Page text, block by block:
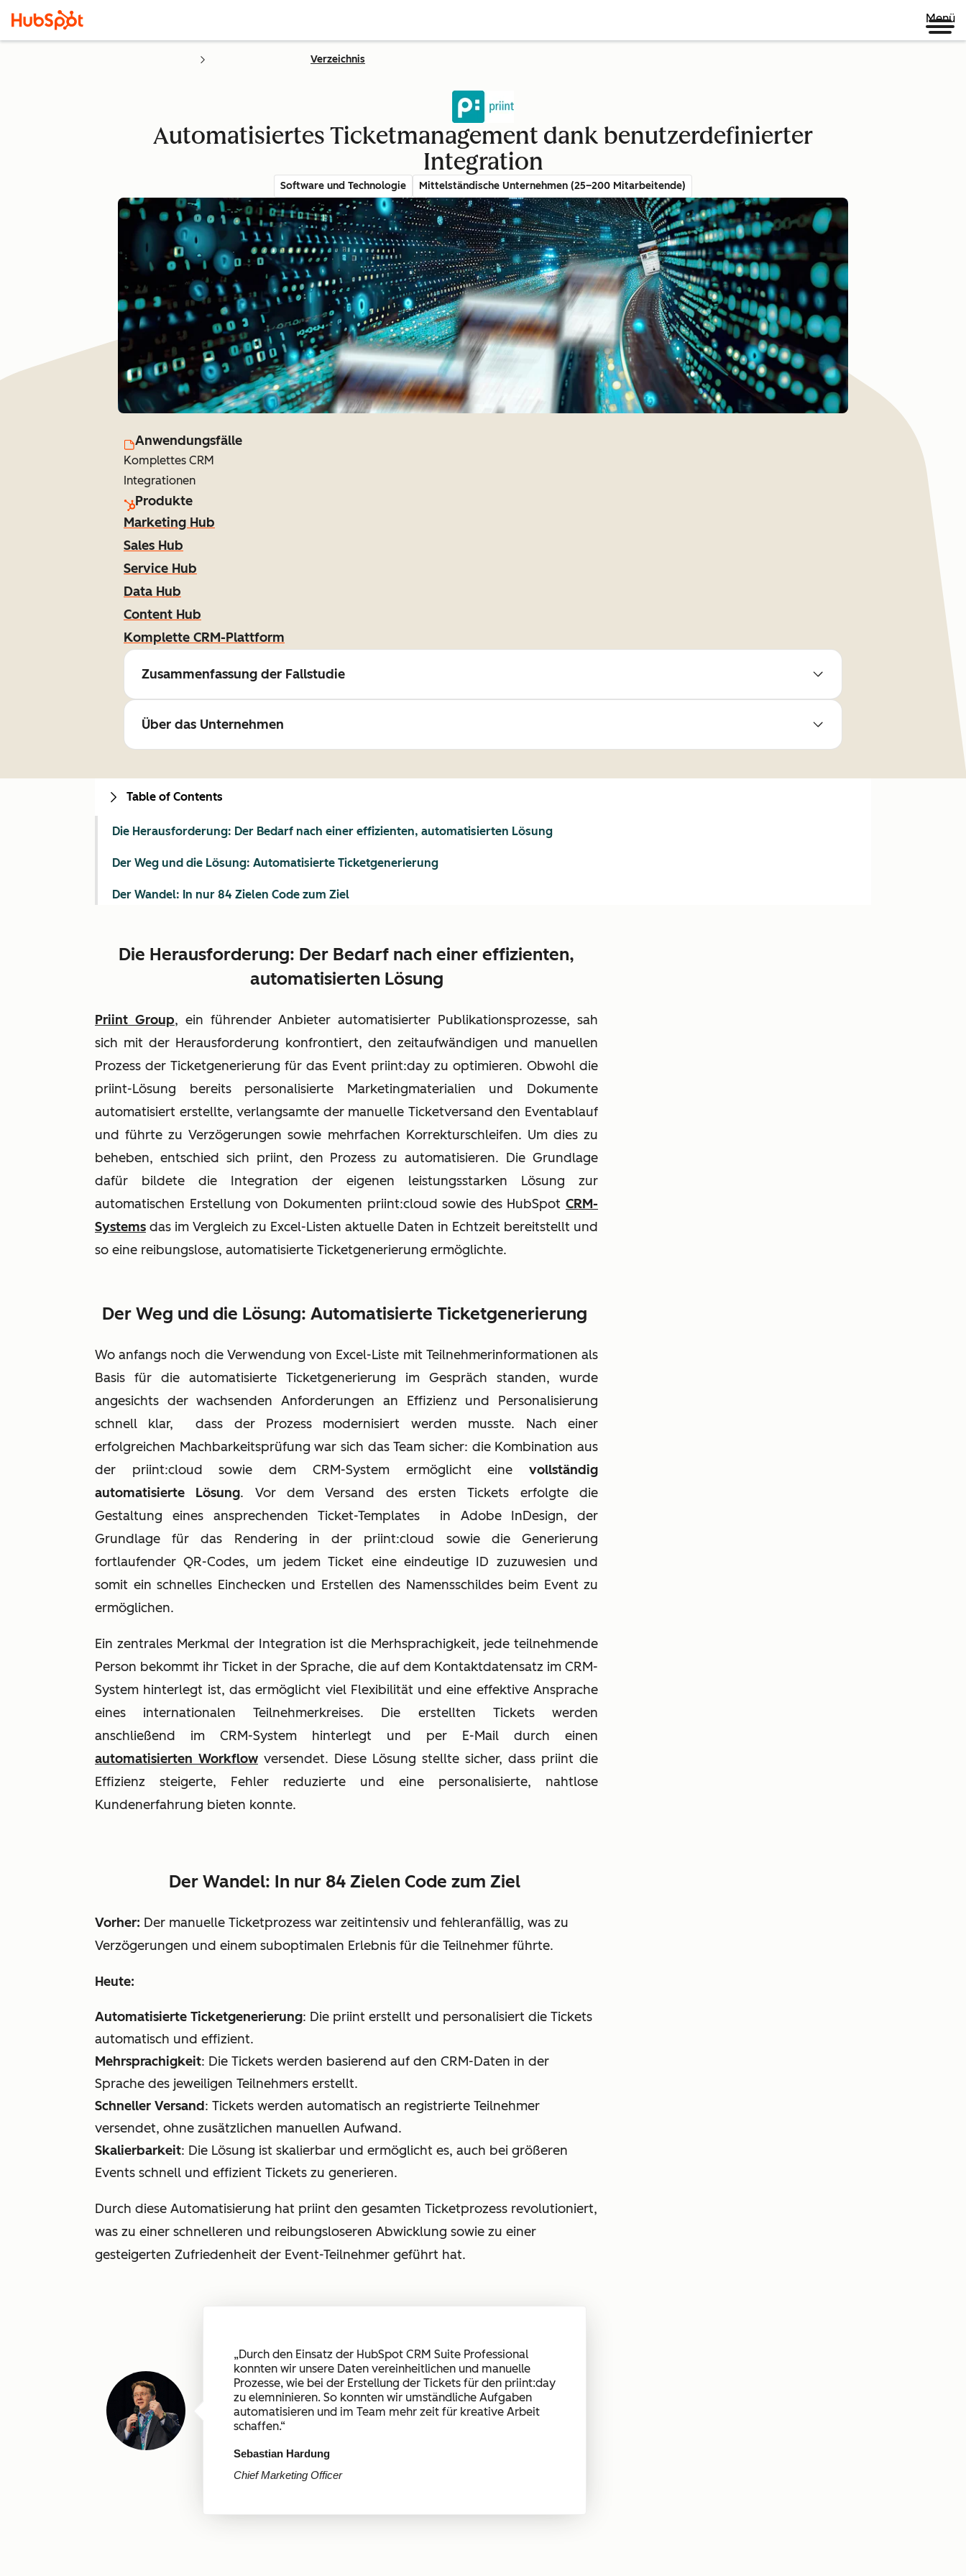
Menü
Verzeichnis
Automatisiertes Ticketmanagement dank benutzerdefinierter
Integration
Software und Technologie Mittelständische Unternehmen (25–200 Mitarbeitende)
Anwendungsfälle
Komplettes CRM
Integrationen
Produkte
Marketing Hub
Sales Hub
Service Hub
Data Hub
Content Hub
Komplette CRM-Plattform
Zusammenfassung der Fallstudie
Über das Unternehmen
Die Herausforderung: Der Bedarf nach einer effizienten,
automatisierten Lösung
Priint Group, ein führender Anbieter automatisierter Publikationsprozesse, sah
sich mit der Herausforderung konfrontiert, den zeitaufwändigen und manuellen
Prozess der Ticketgenerierung für das Event priint:day zu optimieren. Obwohl die
priint-Lösung bereits personalisierte Marketingmaterialien und Dokumente
automatisiert erstellte, verlangsamte der manuelle Ticketversand den Eventablauf
und führte zu Verzögerungen sowie mehrfachen Korrekturschleifen. Um dies zu
beheben, entschied sich priint, den Prozess zu automatisieren. Die Grundlage
dafür bildete die Integration der eigenen leistungsstarken Lösung zur
automatischen Erstellung von Dokumenten priint:cloud sowie des HubSpot CRM-
Systems das im Vergleich zu Excel-Listen aktuelle Daten in Echtzeit bereitstellt und
so eine reibungslose, automatisierte Ticketgenerierung ermöglichte.
Der Weg und die Lösung: Automatisierte Ticketgenerierung
Wo anfangs noch die Verwendung von Excel-Liste mit Teilnehmerinformationen als
Basis für die automatisierte Ticketgenerierung im Gespräch standen, wurde
angesichts der wachsenden Anforderungen an Effizienz und Personalisierung
schnell klar, dass der Prozess modernisiert werden musste. Nach einer
erfolgreichen Machbarkeitsprüfung war sich das Team sicher: die Kombination aus
der priint:cloud sowie dem CRM-System ermöglicht eine vollständig
automatisierte Lösung. Vor dem Versand des ersten Tickets erfolgte die
Gestaltung eines ansprechenden Ticket-Templates
in Adobe InDesign, der
Grundlage für das Rendering in der priint:cloud sowie die Generierung
fortlaufender QR-Codes, um jedem Ticket eine eindeutige ID zuzuwesien und
somit ein schnelles Einchecken und Erstellen des Namensschildes beim Event zu
ermöglichen.
Ein zentrales Merkmal der Integration ist die Merhsprachigkeit, jede teilnehmende
Person bekommt ihr Ticket in der Sprache, die auf dem Kontaktdatensatz im CRM-
System hinterlegt ist, das ermöglicht viel Flexibilität und eine effektive Ansprache
eines internationalen Teilnehmerkreises. Die erstellten Tickets werden
anschließend im CRM-System hinterlegt und per E-Mail durch einen
automatisierten Workflow versendet. Diese Lösung stellte sicher, dass priint die
Effizienz steigerte, Fehler reduzierte und eine personalisierte, nahtlose
Kundenerfahrung bieten konnte.
Der Wandel: In nur 84 Zielen Code zum Ziel
Vorher: Der manuelle Ticketprozess war zeitintensiv und fehleranfällig, was zu
Verzögerungen und einem suboptimalen Erlebnis für die Teilnehmer führte.
Heute:
Automatisierte Ticketgenerierung: Die priint erstellt und personalisiert die Tickets
automatisch und effizient.
Mehrsprachigkeit: Die Tickets werden basierend auf den CRM-Daten in der
Sprache des jeweiligen Teilnehmers erstellt.
Schneller Versand: Tickets werden automatisch an registrierte Teilnehmer
versendet, ohne zusätzlichen manuellen Aufwand.
Skalierbarkeit: Die Lösung ist skalierbar und ermöglicht es, auch bei größeren
Events schnell und effizient Tickets zu generieren.
Durch diese Automatisierung hat priint den gesamten Ticketprozess revolutioniert,
was zu einer schnelleren und reibungsloseren Abwicklung sowie zu einer
gesteigerten Zufriedenheit der Event-Teilnehmer geführt hat.
„Durch den Einsatz der HubSpot CRM Suite Professional
konnten wir unsere Daten vereinheitlichen und manuelle
Prozesse, wie bei der Erstellung der Tickets für den priint:day
zu elemninieren. So konnten wir umständliche Aufgaben
automatisieren und im Team mehr zeit für kreative Arbeit
schaffen.“
Sebastian Hardung
Chief Marketing Officer
Table of Contents
Die Herausforderung: Der Bedarf nach einer effizienten, automatisierten Lösung
Der Weg und die Lösung: Automatisierte Ticketgenerierung
Der Wandel: In nur 84 Zielen Code zum Ziel